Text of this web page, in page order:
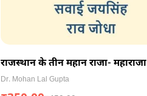
राजस्थान के तीन महान राजा- महाराजा
सूरजमल, सवाई जयसिंह, राव जोधा
Dr. Mohan Lal Gupta